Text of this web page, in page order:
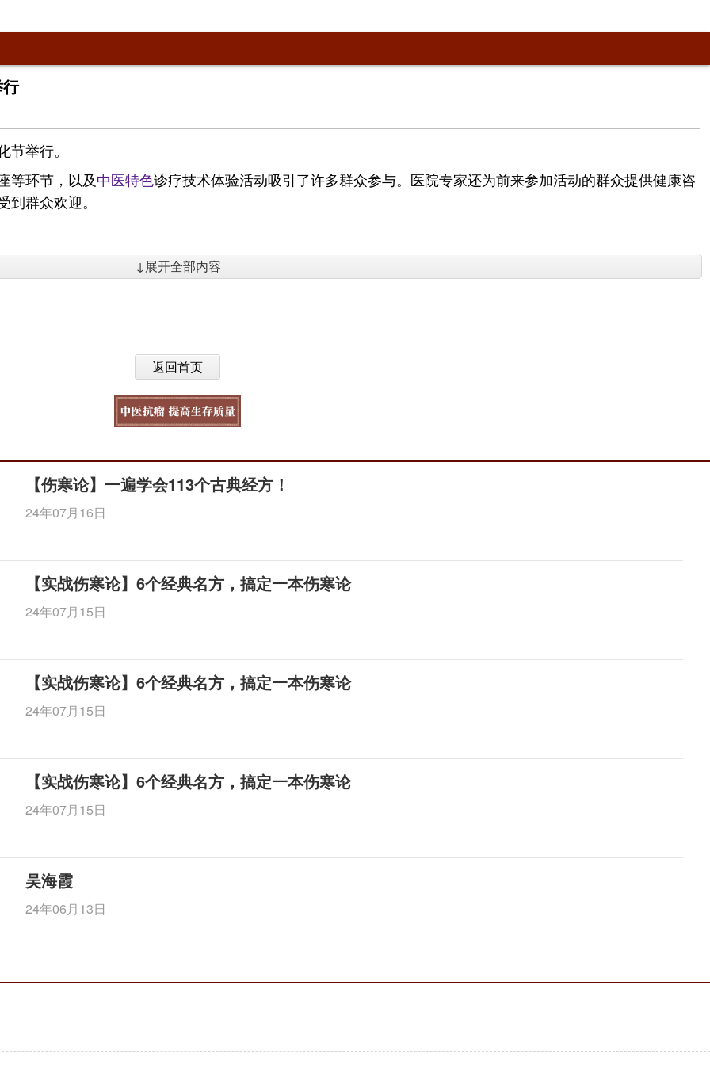
举行。
等环节，以及中医特色诊疗技术体验活动吸引了许多群众参与。医院专家还为前来参加活动的群众提供健康咨
群众欢迎。
↓展开全部内容
返回首页
【伤寒论】一遍学会113个古典经方！
24年07月16日
【实战伤寒论】6个经典名方，搞定一本伤寒论
24年07月15日
【实战伤寒论】6个经典名方，搞定一本伤寒论
24年07月15日
【实战伤寒论】6个经典名方，搞定一本伤寒论
24年07月15日
吴海霞
24年06月13日